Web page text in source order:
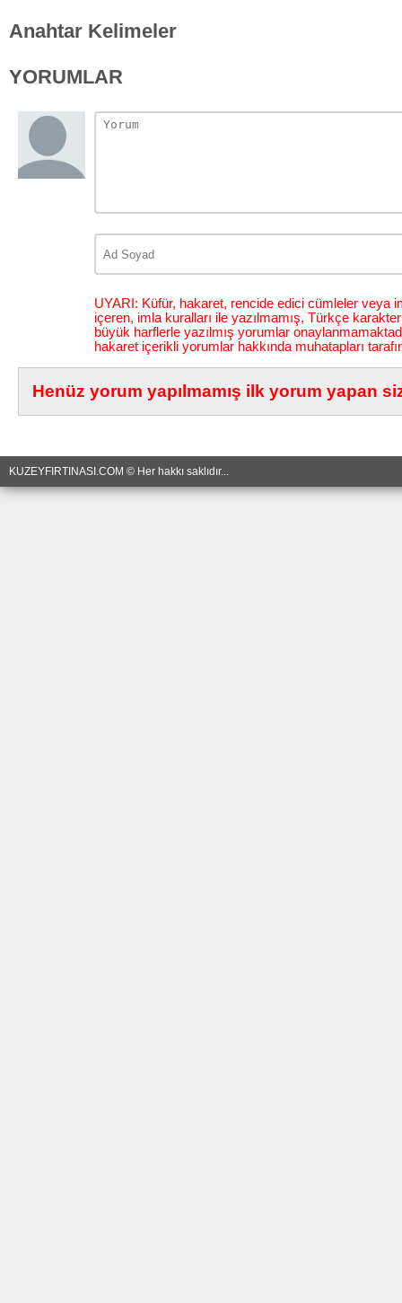
Anahtar Kelimeler
YORUMLAR
UYARI: Küfür, hakaret, rencide edici cümleler veya
içeren, imla kuralları ile yazılmamış, Türkçe
büyük harflerle yazılmış yorumlar
hakaret içerikli yorumlar hakkında muhatapları
Henüz yorum yapılmamış ilk yorum yapan
KUZEYFIRTINASI.COM © Her hakkı saklıdır...